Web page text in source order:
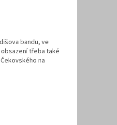
bandu, ve
třeba také
na